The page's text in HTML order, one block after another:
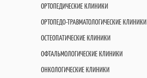
ОРТОПЕДИЧЕСКИЕ КЛИНИКИ
ОРТОПЕДО-ТРАВМАТОЛОГИЧЕСКИЕ КЛИНИКИ
ОСТЕОПАТИЧЕСКИЕ КЛИНИКИ
ОФТАЛЬМОЛОГИЧЕСКИЕ КЛИНИКИ
ОНКОЛОГИЧЕСКИЕ КЛИНИКИ